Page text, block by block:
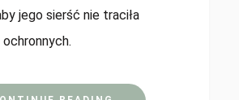
jego sierść nie traciła